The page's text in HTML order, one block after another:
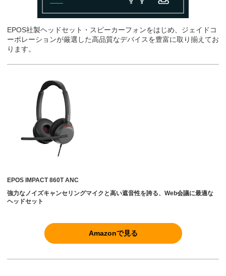
EPOS社製ヘッドセット・スピーカーフォンをはじめ、ジェイドコ
ーポレーションが厳選した高品質なデバイスを豊富に取り揃えてお
ります。
EPOS IMPACT 860T ANC
強力なノイズキャンセリングマイクと高い遮音性を誇る、Web会議に最適な
ヘッドセット
Amazonで見る